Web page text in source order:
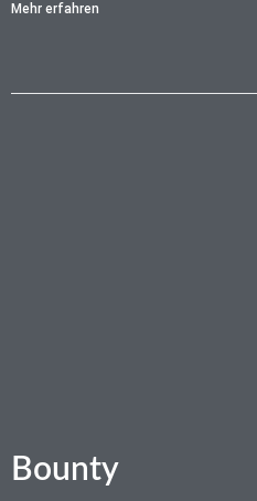
Mehr erfahren
Bounty